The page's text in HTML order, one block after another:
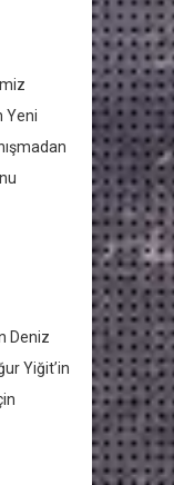
Yeni
Deniz
Yiğit’in